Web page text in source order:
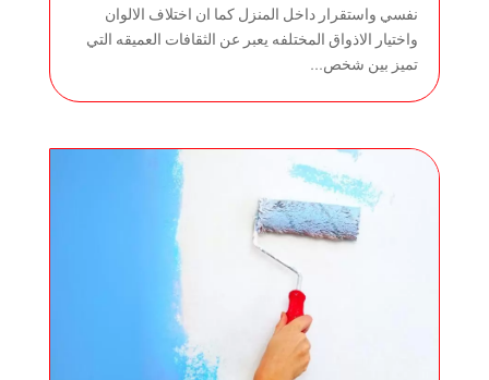
نفسي واستقرار داخل المنزل كما ان اختلاف الالوان
واختيار الاذواق المختلفه يعبر عن الثقافات العميقه التي
تميز بين شخص...